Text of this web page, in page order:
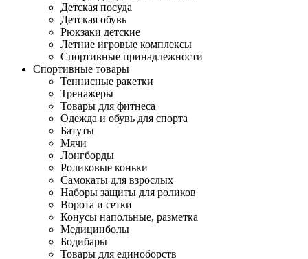
Детская посуда
Детская обувь
Рюкзаки детские
Летние игровые комплексы
Спортивные принадлежности
Спортивные товары
Теннисные ракетки
Тренажеры
Товары для фитнеса
Одежда и обувь для спорта
Батуты
Мячи
Лонгборды
Роликовые коньки
Самокаты для взрослых
Наборы защиты для роликов
Ворота и сетки
Конусы напольные, разметка
Медицинболы
Бодибары
Товары для единоборств